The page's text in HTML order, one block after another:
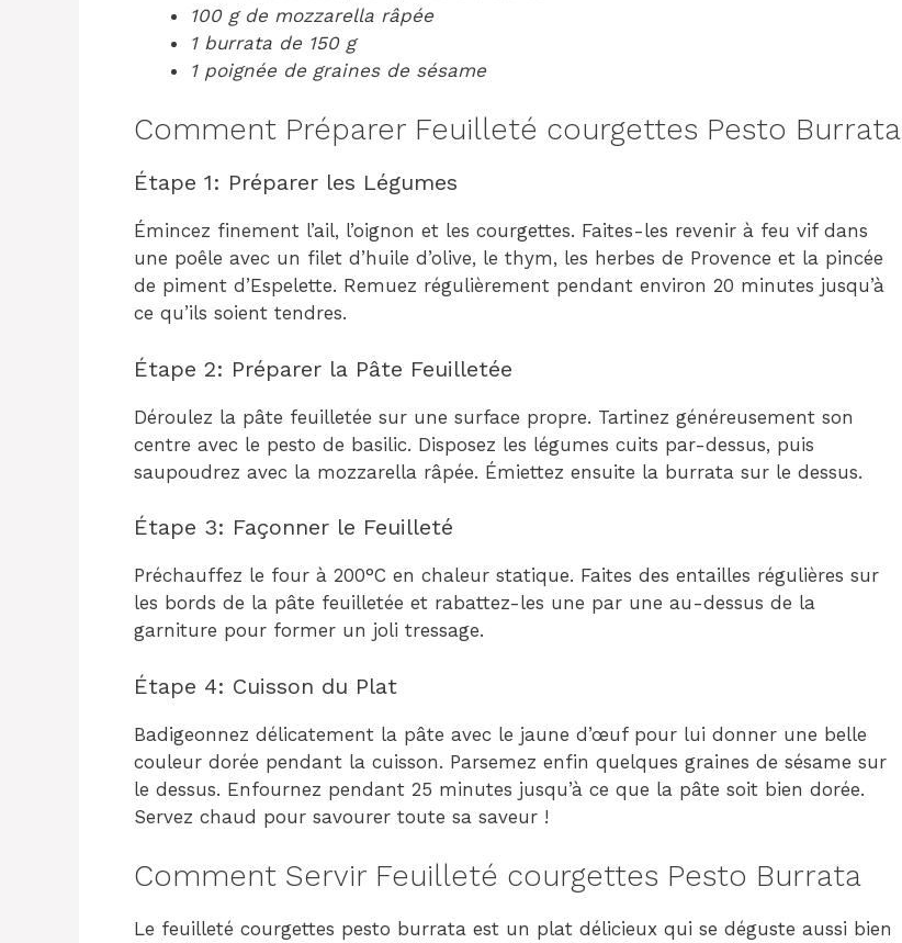
100 g de mozzarella râpée
1 burrata de 150 g
1 poignée de graines de sésame
Comment Préparer Feuilleté courgettes Pesto Burrata
Étape 1: Préparer les Légumes
Émincez finement l’ail, l’oignon et les courgettes. Faites-les revenir à feu vif dans
une poêle avec un filet d’huile d’olive, le thym, les herbes de Provence et la pincée
de piment d’Espelette. Remuez régulièrement pendant environ 20 minutes jusqu’à
ce qu’ils soient tendres.
Étape 2: Préparer la Pâte Feuilletée
Déroulez la pâte feuilletée sur une surface propre. Tartinez généreusement son
centre avec le pesto de basilic. Disposez les légumes cuits par-dessus, puis
saupoudrez avec la mozzarella râpée. Émiettez ensuite la burrata sur le dessus.
Étape 3: Façonner le Feuilleté
Préchauffez le four à 200°C en chaleur statique. Faites des entailles régulières sur
les bords de la pâte feuilletée et rabattez-les une par une au-dessus de la
garniture pour former un joli tressage.
Étape 4: Cuisson du Plat
Badigeonnez délicatement la pâte avec le jaune d’œuf pour lui donner une belle
couleur dorée pendant la cuisson. Parsemez enfin quelques graines de sésame sur
le dessus. Enfournez pendant 25 minutes jusqu’à ce que la pâte soit bien dorée.
Servez chaud pour savourer toute sa saveur !
Comment Servir Feuilleté courgettes Pesto Burrata
Le feuilleté courgettes pesto burrata est un plat délicieux qui se déguste aussi bien